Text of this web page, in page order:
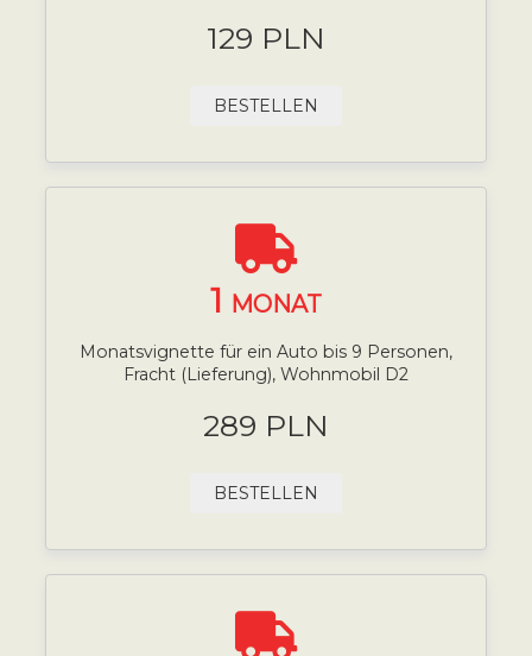
129 PLN
BESTELLEN
1 MONAT
Monatsvignette für ein Auto bis 9 Personen,
Fracht (Lieferung), Wohnmobil D2
289 PLN
BESTELLEN